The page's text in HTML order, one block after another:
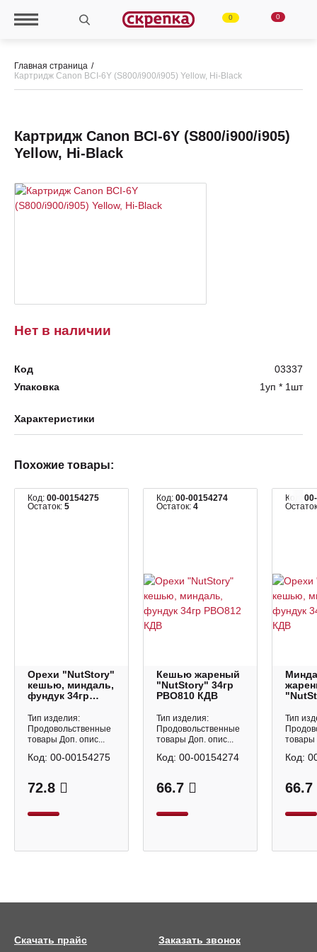
0 0
Главная страница
Картридж Canon BCI-6Y (S800/i900/i905) Yellow, Hi-Black
Нет в наличии
Картридж Canon BCI-6Y (S800/i900/i905)
Yellow, Hi-Black
Код
03337
Упаковка
1уп * 1шт
Характеристики
Похожие товары:
Код: 00-00154275
Остаток: 5
Орехи "NutStory"
кешью, миндаль,
фундук 34гр
Тип изделия:
Продовольственные
товары Доп. опис...
72.8
Код: 00-00154275
Код: 00-00154274
Остаток: 4
Кешью жареный
"NutStory" 34гр
РВО810 КДВ
Тип изделия:
Продовольственные
товары Доп. опис...
66.7
Код: 00-00154274
Код:
Тип
товары
66.7
Код:
Заказать звонок
Скачать прайс